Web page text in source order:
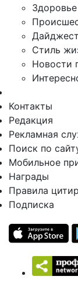
Здоровье
Стиль
Новости
Контакты
Редакция
Рекламная
Поиск по
Мобильное
Награды
Правила
Подписка